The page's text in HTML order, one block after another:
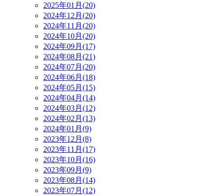
2025年01月(20)
2024年12月(20)
2024年11月(20)
2024年10月(20)
2024年09月(17)
2024年08月(21)
2024年07月(20)
2024年06月(18)
2024年05月(15)
2024年04月(14)
2024年03月(12)
2024年02月(13)
2024年01月(9)
2023年12月(8)
2023年11月(17)
2023年10月(16)
2023年09月(9)
2023年08月(14)
2023年07月(12)